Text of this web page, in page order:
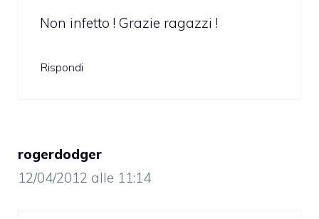
Non infetto ! Grazie ragazzi !
Rispondi
rogerdodger
12/04/2012 alle 11:14